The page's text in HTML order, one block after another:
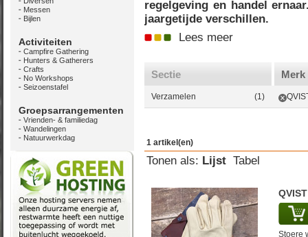
Messen
Bijlen
Activiteiten
Campfire Gathering
Hunters & Gatherers
Crafts
No Workshops
Seizoenstafel
Groepsarrangementen
Vrienden- & familiedag
Wandelingen
Natuurwerkdag
regelgeving en handel
jaargetijde verschillen.
Lees meer
Sectie
Verzamelen (1)
Merk
1 artikel(en)
Tonen als: Lijst Tabel
Stoere